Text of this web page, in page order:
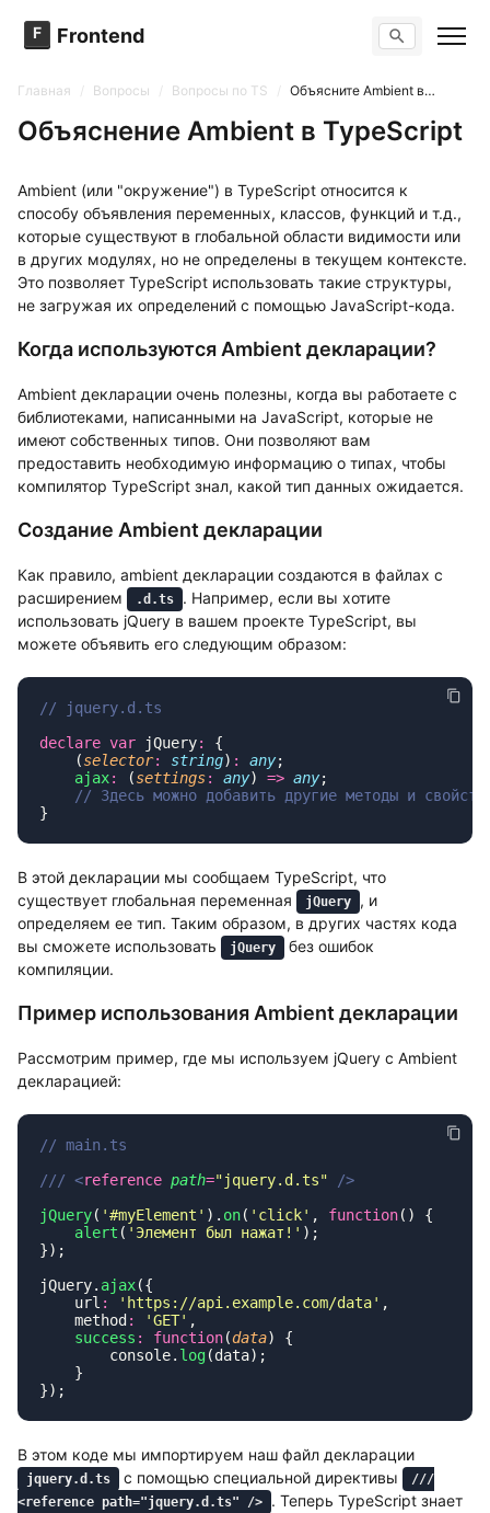
F Frontend Поиск по сайту
Тренажер вопросов
Тесты
Задачи
Главная Вопросы Вопросы по TS Объясните Ambient в TypeScript и их использование?
Объяснение Ambient в TypeScript
Ambient (или "окружение") в TypeScript относится к
способу объявления переменных, классов, функций и т.д.,
которые существуют в глобальной области видимости или
в других модулях, но не определены в текущем контексте.
Это позволяет TypeScript использовать такие структуры,
не загружая их определений с помощью JavaScript-кода.
Когда используются Ambient декларации?
Ambient декларации очень полезны, когда вы работаете с
библиотеками, написанными на JavaScript, которые не
имеют собственных типов. Они позволяют вам
предоставить необходимую информацию о типах, чтобы
компилятор TypeScript знал, какой тип данных ожидается.
Создание Ambient декларации
Как правило, ambient декларации создаются в файлах с
расширением
.d.ts
. Например, если вы хотите
использовать jQuery в вашем проекте TypeScript, вы
можете объявить его следующим образом:
declare var jQuery:
    (
selector: string) : any
    ajax
: (settings: any) => any
В этой декларации мы сообщаем TypeScript, что
существует глобальная переменная
jQuery
, и
определяем ее тип. Таким образом, в других частях кода
вы сможете использовать
jQuery
без ошибок
компиляции.
Пример использования Ambient декларации
Рассмотрим пример, где мы используем jQuery с Ambient
декларацией:
/// <reference path="jquery.d.ts"
jQuery( '#myElement ' ). on( ' click' , function
    alert
( ' Элемент был нажат! '
jQuery. ajax
    url
: ' https://api.example.com/data'
    method
: 'GET'
    success
: function(data
        console.
log
В этом коде мы импортируем наш файл декларации
jquery.d.ts с помощью специальной директивы
///
<reference path="jquery.d.ts" />
. Теперь TypeScript знает